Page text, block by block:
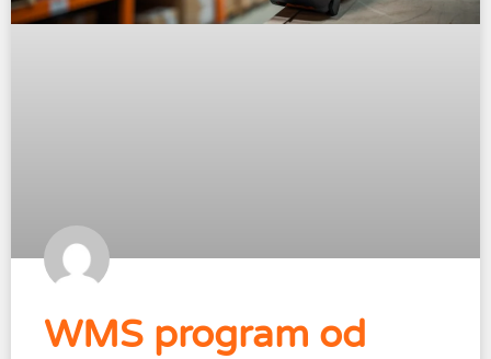
WMS program od